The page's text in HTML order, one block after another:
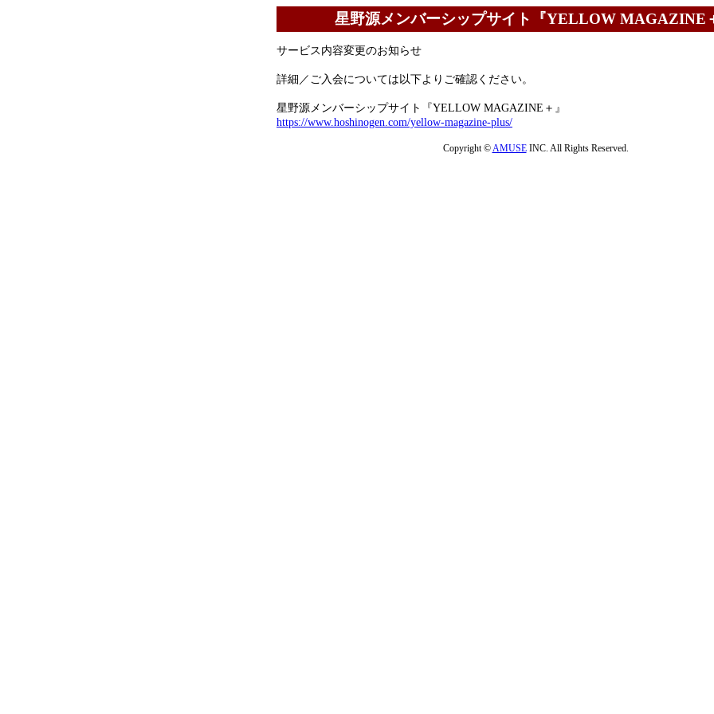
星野源メンバーシップサイト『YELLOW MAGAZINE
サービス内容変更のお知らせ
詳細／ご入会については以下よりご確認ください。
星野源メンバーシップサイト『YELLOW MAGAZINE＋』
https://www.hoshinogen.com/yellow-magazine-plus/
Copyright © AMUSEINC. All Rights Reserved.